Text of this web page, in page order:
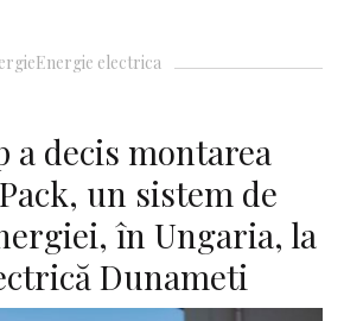
Energie electrica
a decis montarea
un sistem de
în Ungaria, la
Dunameti